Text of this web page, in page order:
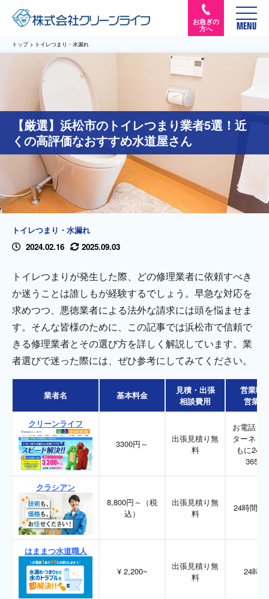
お急ぎの
方へ
MENU
トップ > トイレつまり・水漏れ
【厳選】浜松市のトイレつまり業者5選！近
くの高評価なおすすめ水道屋さん
トイレつまり・水漏れ
2024.02.16
2025.09.03
トイレつまりが発生した際、どの修理業者に依頼すべき
か迷うことは誰しもが経験するでしょう。早急な対応を
求めつつ、悪徳業者による法外な請求には頭を悩ませま
す。そんな皆様のために、この記事では浜松市で信頼で
きる修理業者とその選び方を詳しく解説しています。業
者選びで迷った際には、ぜひ参考にしてみてください。
業者名 基本料金
見積・出張
相談費用
営業時
営業日
クリーンライフ
3300円～
出張見積り無
料
お電話、
ターネッ
もに24
365日
クラシアン
8,800円～（税
込）
出張見積り無
料
24時間
はままつ水道職人
¥ 2,200~
出張見積り無
料
24時間